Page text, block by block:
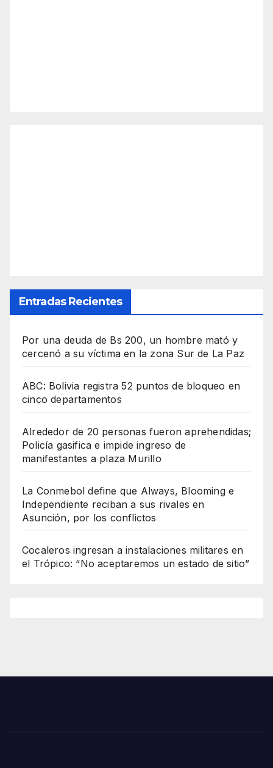
Entradas Recientes
Por una deuda de Bs 200, un hombre mató y
cercenó a su víctima en la zona Sur de La Paz
ABC: Bolivia registra 52 puntos de bloqueo en
cinco departamentos
Alrededor de 20 personas fueron aprehendidas;
Policía gasifica e impide ingreso de
manifestantes a plaza Murillo
La Conmebol define que Always, Blooming e
Independiente reciban a sus rivales en
Asunción, por los conflictos
Cocaleros ingresan a instalaciones militares en
el Trópico: “No aceptaremos un estado de sitio”